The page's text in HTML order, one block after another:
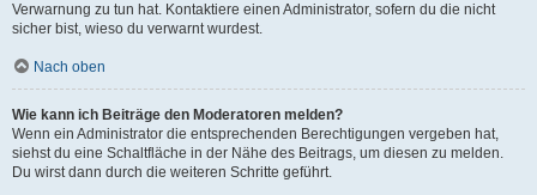
Verwarnung zu tun hat. Kontaktiere einen Administrator, sofern du die nicht
sicher bist, wieso du verwarnt wurdest.
Nach oben
Wie kann ich Beiträge den Moderatoren melden?
Wenn ein Administrator die entsprechenden Berechtigungen vergeben hat,
siehst du eine Schaltfläche in der Nähe des Beitrags, um diesen zu melden.
Du wirst dann durch die weiteren Schritte geführt.